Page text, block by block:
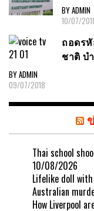
BY ADMIN
10/07/
ถอดร
ชาติ บ
BY ADMIN
09/07/2018
Thai school
10/08/2026
Lifelike doll
Australian
How Liverpool